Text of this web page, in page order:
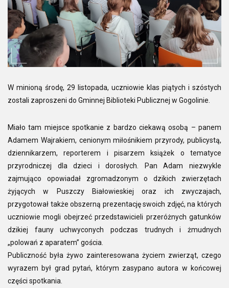
W minioną środę, 29 listopada, uczniowie klas piątych i szóstych
zostali zaproszeni do Gminnej Biblioteki Publicznej w Gogolinie.
Miało tam miejsce spotkanie z bardzo ciekawą osobą – panem
Adamem Wajrakiem, cenionym miłośnikiem przyrody, publicystą,
dziennikarzem, reporterem i pisarzem książek o tematyce
przyrodniczej dla dzieci i dorosłych. Pan Adam niezwykle
zajmująco opowiadał zgromadzonym o dzikich zwierzętach
żyjących w Puszczy Białowieskiej oraz ich zwyczajach,
przygotował także obszerną prezentację swoich zdjęć, na których
uczniowie mogli obejrzeć przedstawicieli przeróżnych gatunków
dzikiej fauny uchwyconych podczas trudnych i żmudnych
„polowań z aparatem” gościa.
Publiczność była żywo zainteresowana życiem zwierząt, czego
wyrazem był grad pytań, którym zasypano autora w końcowej
części spotkania.